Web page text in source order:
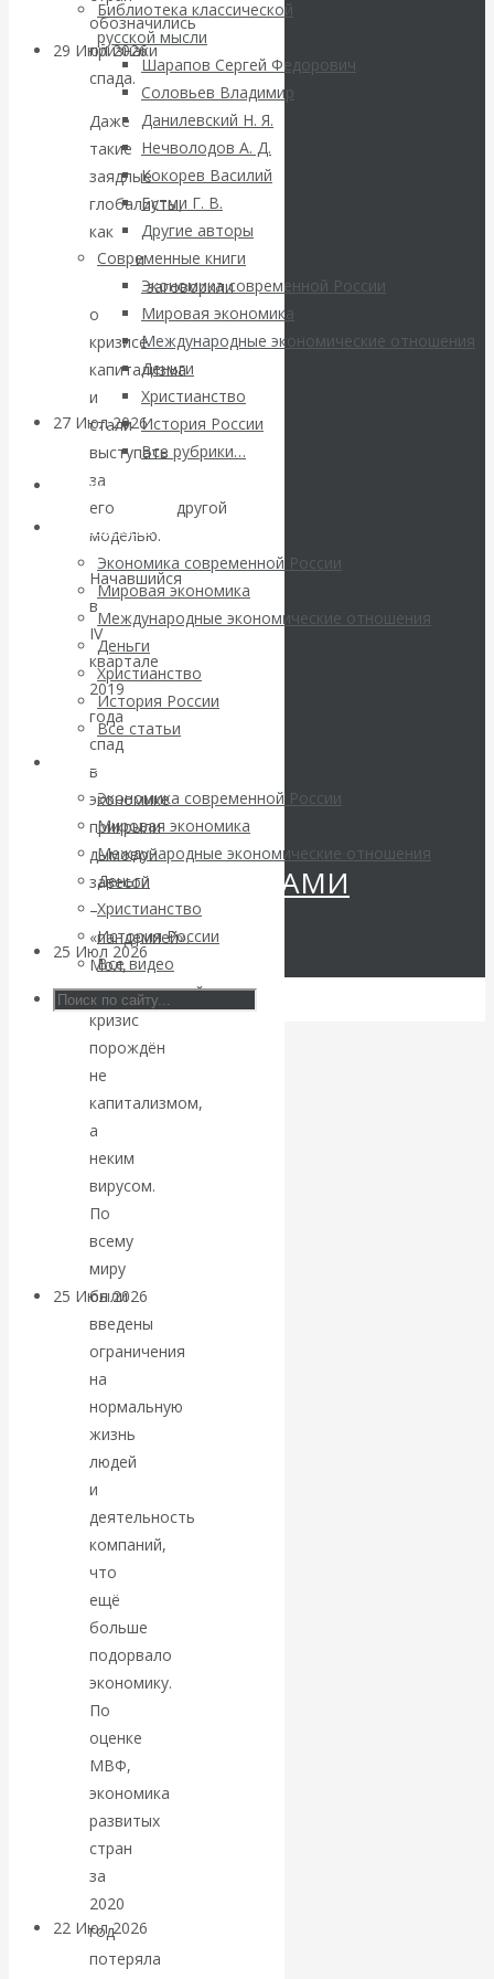
Библиотека классической
русской мысли
Шарапов Сергей Федорович
Соловьев Владимир
Данилевский Н. Я.
Нечволодов А. Д.
Кокорев Василий
Бутми Г. В.
Другие авторы
Современные книги
Экономика современной России
Мировая экономика
Международные экономические отношения
Деньги
Христианство
История России
Все рубрики…
Авторы РЭОШ
Архив статей
Экономика современной России
Мировая экономика
Международные экономические отношения
Деньги
Христианство
История России
Все статьи
Экономика современной России
Мировая экономика
Международные экономические отношения
Деньги
Христианство
История России
Все видео
29 Июл 2026Мировая
финансовая олигархия
Валентин
Катасонов.
«Мировые
ростовщики»:
вчера и сегодня
27 Июл 2026Мировая
валютная система
Валентин
КАтасонов.
«МЕТОД
ОТМЫВАНИЯ
ДЕНЕГ»: КИТАЙ
ВЕДЁТ БОРЬБУ
КРИПТОВАЛЮТАМИ
25 Июл 2026Геополитика
Валентин
КАтасонов.
Может ли
Америка
покинуть НАТО?
25 Июл 2026
интервью и беседы
«Об этом
молчат»:
экономист
Валентин
Катасонов
считает, что
кризис в
банковской
сфере России
уже начался
22 Июл 2026
обозначились
признаки
спада.
Даже
такие
заядлые
глобалисты,
как Клаус
ШвабиЖак
Аттализаговорили
о
кризисе
капитализма
и
стали
выступать
за
его
другой
моделью.
Начавшийся
в
IV
квартале
2019
года
спад
в
экономике
прикрыли
дымовой
завесой
–
«пандемией».
Мол,
экономический
кризис
порождён
не
капитализмом,
а
неким
вирусом.
По
всему
миру
были
введены
ограничения
на
нормальную
жизнь
людей
и
деятельность
компаний,
что
ещё
больше
подорвало
экономику.
По
оценке
МВФ,
экономика
развитых
стран
за
2020
год
потеряла